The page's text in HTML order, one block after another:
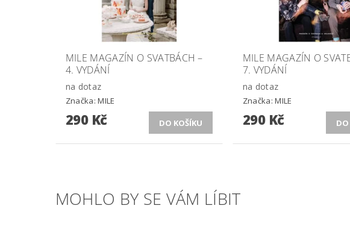
MILE MAGAZÍN O SVATBÁCH –
4. VYDÁNÍ
na dotaz
Značka:MILE
290 Kč
MILE MAGAZÍN O
7. VYDÁNÍ
na dotaz
Značka:MILE
290 Kč
MOHLO BY SE VÁM LÍBIT